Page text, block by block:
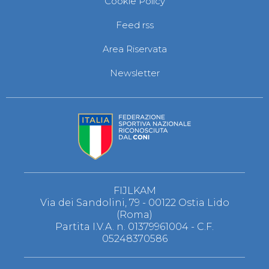
S'istrumpa
News
Calendario Attività
Difesa Personale MGA
La disciplina
News
Merchandising
Contatti
News
Cookies Accept
Newsletter
Webinar
Corsi Monotematici
Corsi di Specializzazione
Corsi FIJLKAM-FISDIR
Corsi Preparatore Fisico
Edutraining class - Didattica infantile
Corso Direttore di Gara
Feed rss
Area Riservata
Newsletter
FIJLKAM
Via dei Sandolini, 79 - 00122 Ostia Lido
(Roma)
Partita I.V.A. n. 01379961004 - C.F.
05248370586